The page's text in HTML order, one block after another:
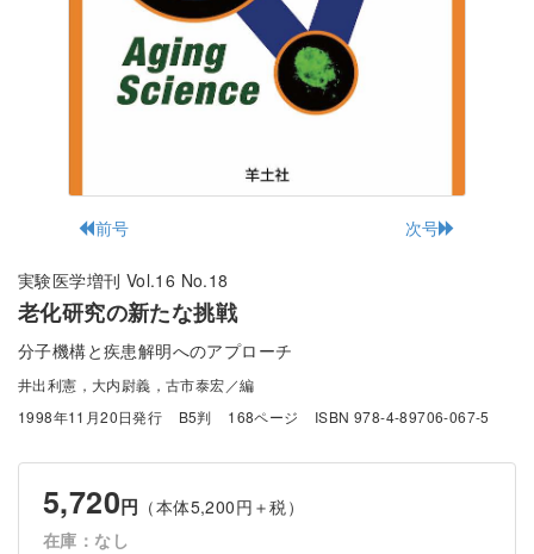
前号 次号
実験医学増刊 Vol.16 No.18
老化研究の新たな挑戦
分子機構と疾患解明へのアプローチ
井出利憲，大内尉義，古市泰宏／編
1998年11月20日発行
B5判 168ページ ISBN 978-4-89706-067-5
5,720円 （本体5,200円＋税）
在庫：なし